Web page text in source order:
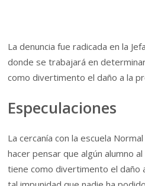
La denuncia fue radicada en la
donde se trabajará en
como divertimento el daño a la
Especulaciones
La cercanía con la escuela
hacer pensar que algún alumno
tiene como divertimento el daño